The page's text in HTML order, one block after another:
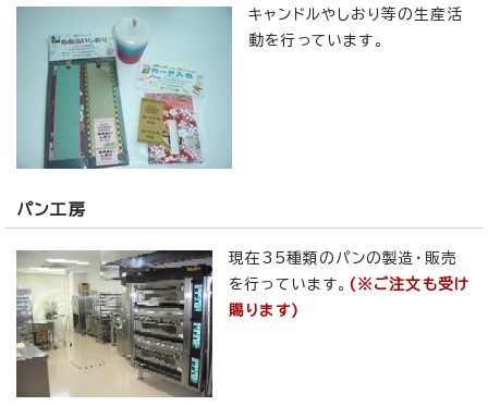
キャンドルやしおり等の生産活
動を行っています。
パン工房
現在35種類のパンの製造・販売
を行っています。 (※ご注文も受け
賜ります)